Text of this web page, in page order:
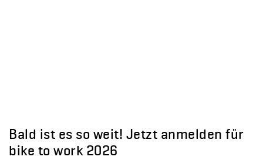
Bald ist es so weit! Jetzt anmelden für
bike to work 2026